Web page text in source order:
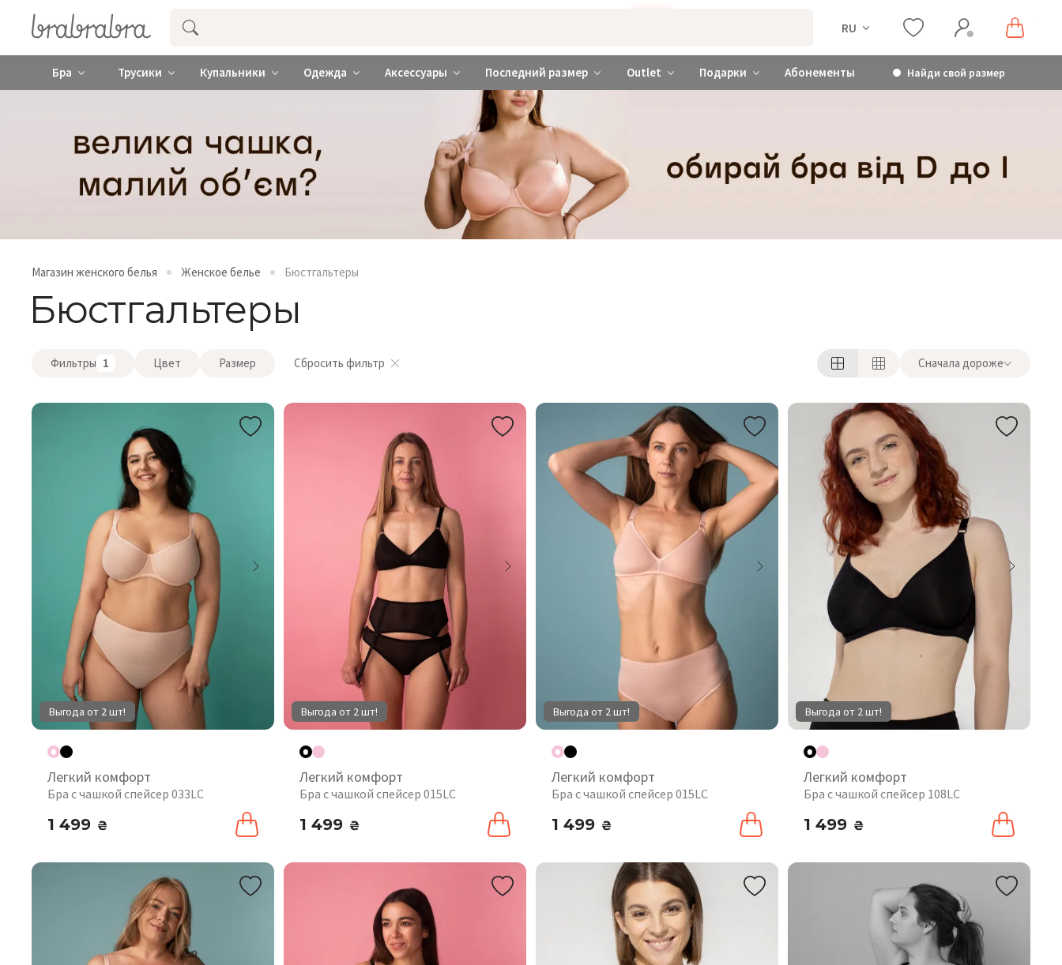
Купить нижнее женское белье ❤️ brabrabra ❤️ Киев и Украина RU
Бра Трусики Купальники Одежда Аксессуары Последний размер Outlet Подарки Абонементы Найди свой размер
Магазин женского белья Женское белье Бюстгальтеры
Бюстгальтеры
Фильтры 1 Цвет Размер Сбросить фильтр Сначала дороже
Выгода от 2 шт!
Легкий комфорт
Бра с чашкой спейсер 033LC
1 499 ₴
Выгода от 2 шт!
Легкий комфорт
Бра с чашкой спейсер 015LC
1 499 ₴
Выгода от 2 шт!
Легкий комфорт
Бра с чашкой спейсер 015LC
1 499 ₴
Выгода от 2 шт!
Легкий комфорт
Бра с чашкой спейсер 108LC
1 499 ₴